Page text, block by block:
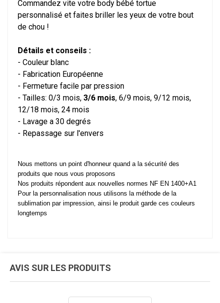
Commandez vite votre body bébé tortue
personnalisé et faites briller les yeux de votre bout
de chou !
Détails et conseils :
- Couleur blanc
- Fabrication Européenne
- Fermeture facile par pression
- Tailles: 0/3 mois, 3/6 mois, 6/9 mois, 9/12 mois,
12/18 mois, 24 mois
- Lavage a 30 degrés
- Repassage sur l'envers
Nous mettons un point d'honneur quand a la sécurité des
produits que nous vous proposons
Nos produits répondent aux nouvelles normes NF EN 1400+A1
Pour la personnalisation nous utilisons la méthode de la
sublimation par impression, ainsi le produit garde ces couleurs
longtemps
AVIS SUR LES PRODUITS